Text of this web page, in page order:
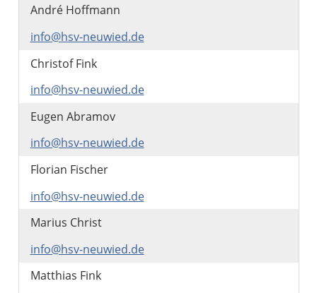
André Hoffmann
info@hsv-neuwied.de
Christof Fink
info@hsv-neuwied.de
Eugen Abramov
info@hsv-neuwied.de
Florian Fischer
info@hsv-neuwied.de
Marius Christ
info@hsv-neuwied.de
Matthias Fink